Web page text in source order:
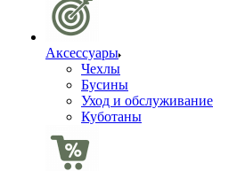
Аксессуары
Чехлы
Бусины
Уход и обслуживание
Куботаны